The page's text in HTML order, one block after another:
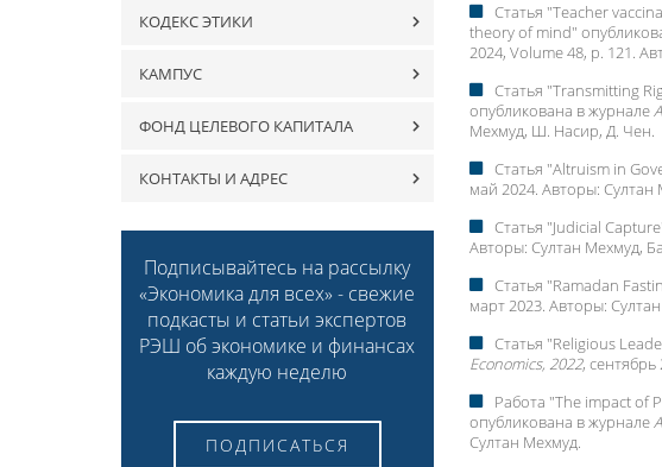
Статья "Teacher
theory of mind"
2024, Volume 48, p. 121.
Статья "Transmitting
опубликована в журнале
Мехмуд, Ш. Насир, Д. Чен.
Статья "Altruism in
май 2024. Авторы: Султан
Статья "Judicial Capture
Авторы: Султан Мехмуд,
Статья "Ramadan
март 2023. Авторы:
Статья "Religious
Economics, 2022, сентябрь
Работа "The impact of
опубликована в журнале
Султан Мехмуд.
КОДЕКС ЭТИКИ
КАМПУС
ФОНД ЦЕЛЕВОГО КАПИТАЛА
КОНТАКТЫ И АДРЕС
Подписывайтесь на рассылку
«Экономика для всех» - свежие
подкасты и статьи экспертов
РЭШ об экономике и финансах
каждую неделю
ПОДПИСАТЬСЯ